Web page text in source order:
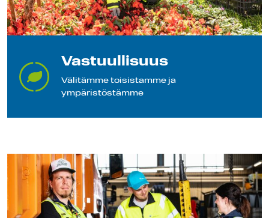
Vastuullisuus
Välitämme toisistamme ja
ympäristöstämme